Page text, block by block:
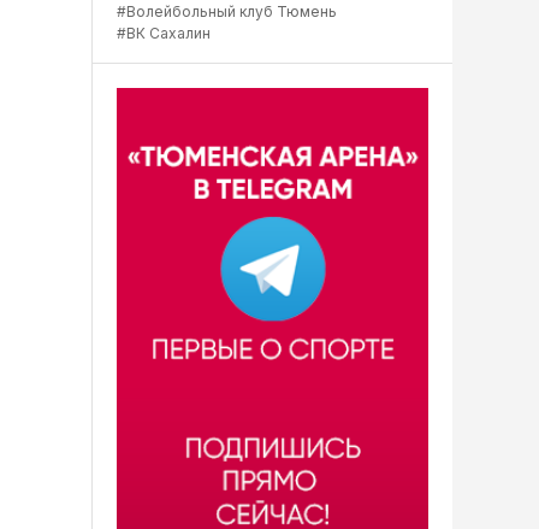
#Волейбольный клуб Тюмень
#ВК Сахалин